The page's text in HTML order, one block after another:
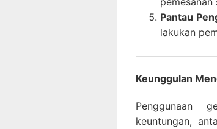
Pantau
lakukan
Keunggulan
Penggunaan
keuntungan,